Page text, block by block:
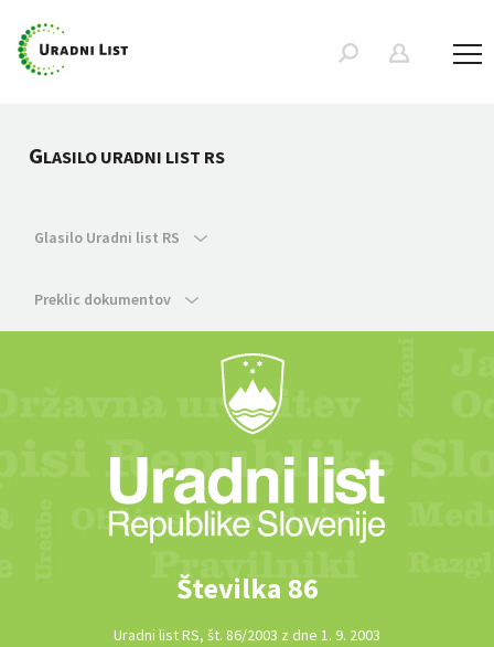
GLASILO URADNI LIST RS
Glasilo Uradni list RS
Preklic dokumentov
Številka 86
Uradni list RS, št. 86/2003 z dne 1. 9. 2003